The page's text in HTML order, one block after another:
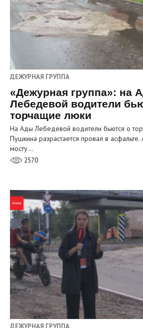
ДЕЖУРНАЯ ГРУППА
«Дежурная группа»: на
Лебедевой водители
торчащие люки
На Ады Лебедевой водители бьются о
Пушкина разрастается провал в
мосту…
2570